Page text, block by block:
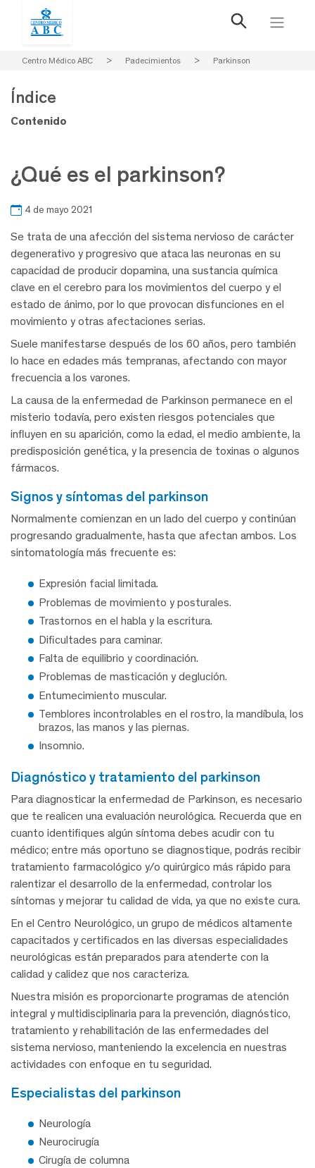
Centro Médico ABC > Padecimientos > Parkinson
¿Qué es el parkinson?
4 de mayo 2021
Se trata de una afección del sistema nervioso de carácter
degenerativo y progresivo que ataca las neuronas en su
capacidad de producir dopamina, una sustancia química
clave en el cerebro para los movimientos del cuerpo y el
estado de ánimo, por lo que provocan disfunciones en el
movimiento y otras afectaciones serias.
Suele manifestarse después de los 60 años, pero también
lo hace en edades más tempranas, afectando con mayor
frecuencia a los varones.
La causa de la enfermedad de Parkinson permanece en el
misterio todavía, pero existen riesgos potenciales que
influyen en su aparición, como la edad, el medio ambiente, la
predisposición genética, y la presencia de toxinas o algunos
fármacos.
signos y síntomas del parkinson
Normalmente comienzan en un lado del cuerpo y continúan
progresando gradualmente, hasta que afectan ambos. Los
sintomatología más frecuente es:
Expresión facial limitada.
Problemas de movimiento y posturales.
Trastornos en el habla y la escritura.
Dificultades para caminar.
Falta de equilibrio y coordinación.
Problemas de masticación y deglución.
Entumecimiento muscular.
Temblores incontrolables en el rostro, la mandíbula, los
brazos, las manos y las piernas.
Insomnio.
diagnóstico y tratamiento del parkinson
Para diagnosticar la enfermedad de Parkinson, es necesario
que te realicen una evaluación neurológica. Recuerda que en
cuanto identifiques algún síntoma debes acudir con tu
médico; entre más oportuno se diagnostique, podrás recibir
tratamiento farmacológico y/o quirúrgico más rápido para
ralentizar el desarrollo de la enfermedad, controlar los
síntomas y mejorar tu calidad de vida, ya que no existe cura.
En el Centro Neurológico, un grupo de médicos altamente
capacitados y certificados en las diversas especialidades
neurológicas están preparados para atenderte con la
calidad y calidez que nos caracteriza.
Nuestra misión es proporcionarte programas de atención
integral y multidisciplinaria para la prevención, diagnóstico,
tratamiento y rehabilitación de las enfermedades del
sistema nervioso, manteniendo la excelencia en nuestras
actividades con enfoque en tu seguridad.
especialistas del parkinson
Neurología
Neurocirugía
Cirugía de columna
Índice
Contenido